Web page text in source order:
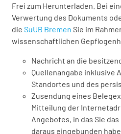
Frei zum Herunterladen. Bei
Verwertung des Dokuments
die SuUB Bremen Sie im
wissenschaftlichen
Nachricht an die
Quellenangabe inklusive
Standortes und des
Zusendung eines
Mitteilung der
Angebotes, in das Sie
daraus eingebunden